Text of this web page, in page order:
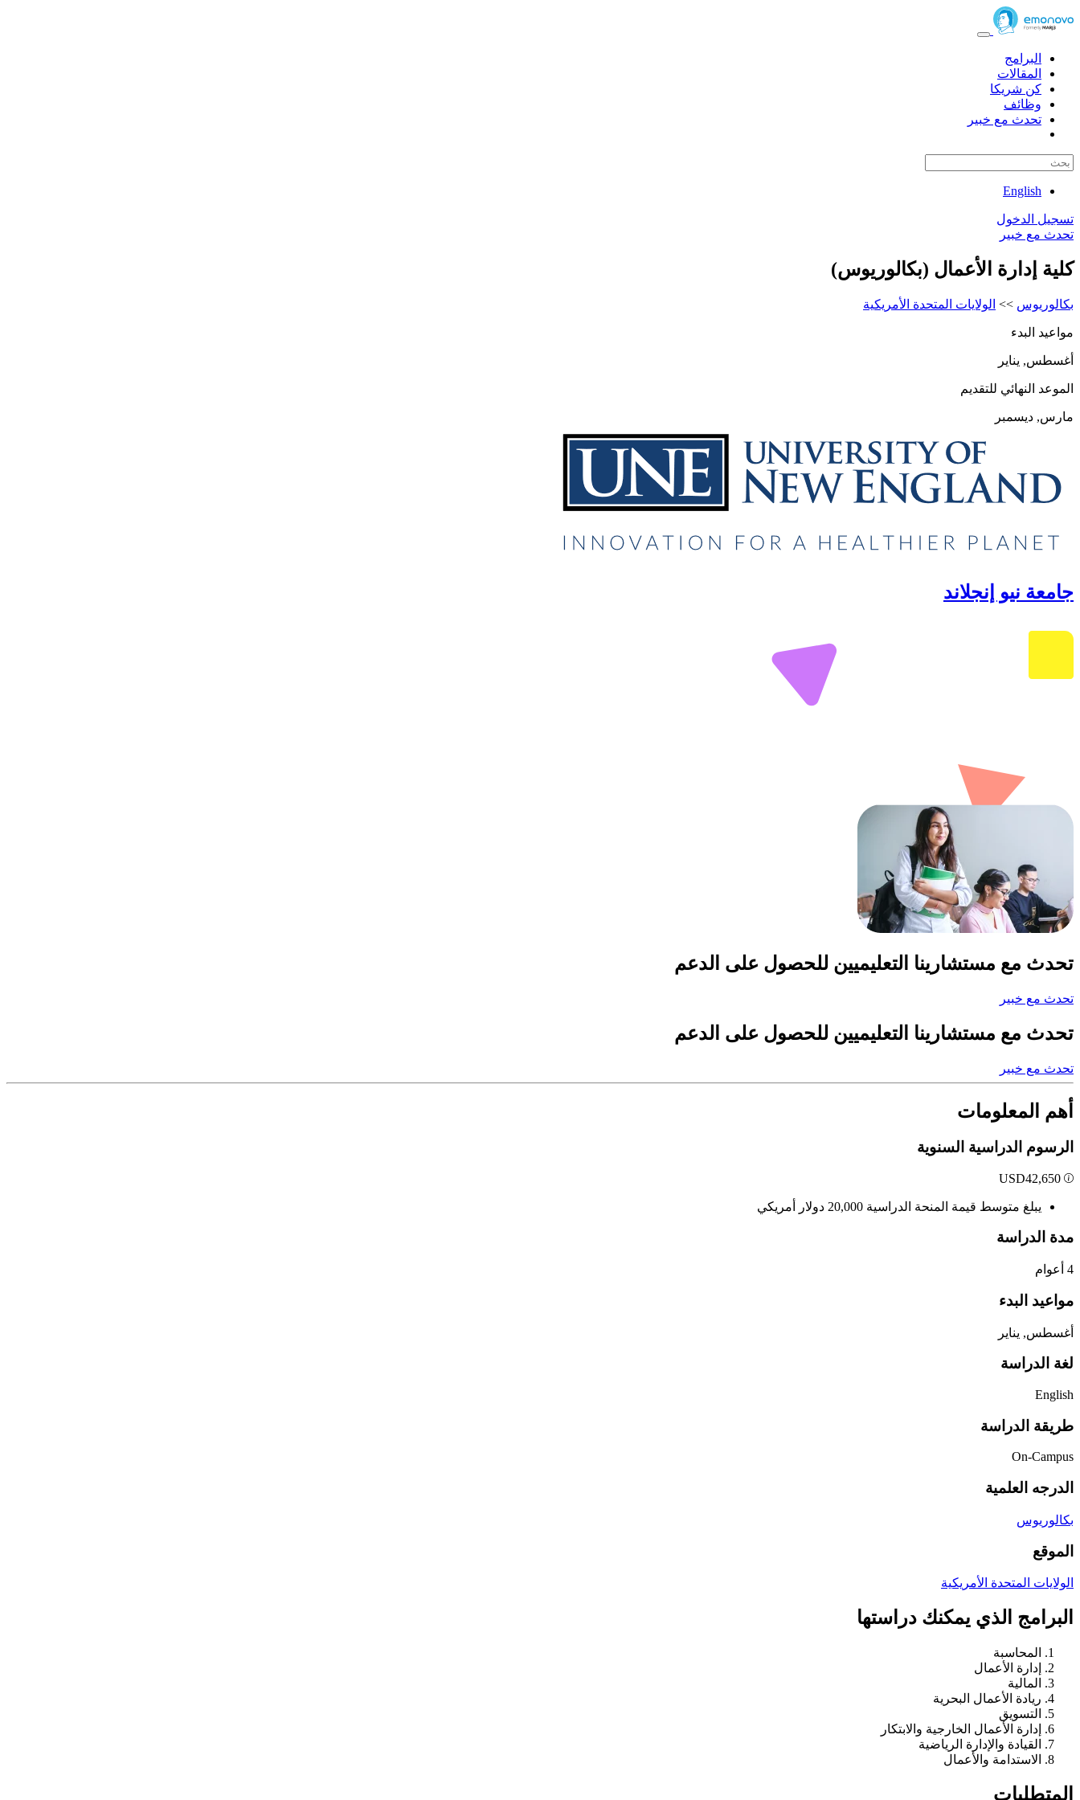
البرامج
المقالات
كن شريكا
وظائف
تحدث مع خبير
English
تسجيل الدخول
تحدث مع خبير
كلية إدارة الأعمال (بكالوريوس)
بكالوريوس >> الولايات المتحدة الأمريكية
مواعيد البدء
أغسطس, يناير
الموعد النهائي للتقديم
مارس, ديسمبر
جامعة نيو إنجلاند
تحدث مع مستشارينا التعليميين للحصول على الدعم
تحدث مع خبير
تحدث مع مستشارينا التعليميين للحصول على الدعم
تحدث مع خبير
أهم المعلومات
الرسوم الدراسية السنوية
USD42,650
يبلغ متوسط قيمة المنحة الدراسية 20,000 دولار أمريكي
مدة الدراسة
4 أعوام
مواعيد البدء
أغسطس, يناير
لغة الدراسة
English
طريقة الدراسة
On-Campus
الدرجه العلمية
بكالوريوس
الموقع
الولايات المتحدة الأمريكية
البرامج الذي يمكنك دراستها
المحاسبة
إدارة الأعمال
المالية
ريادة الأعمال البحرية
التسويق
إدارة الأعمال الخارجية والابتكار
القيادة والإدارة الرياضية
الاستدامة والأعمال
المتطلبات